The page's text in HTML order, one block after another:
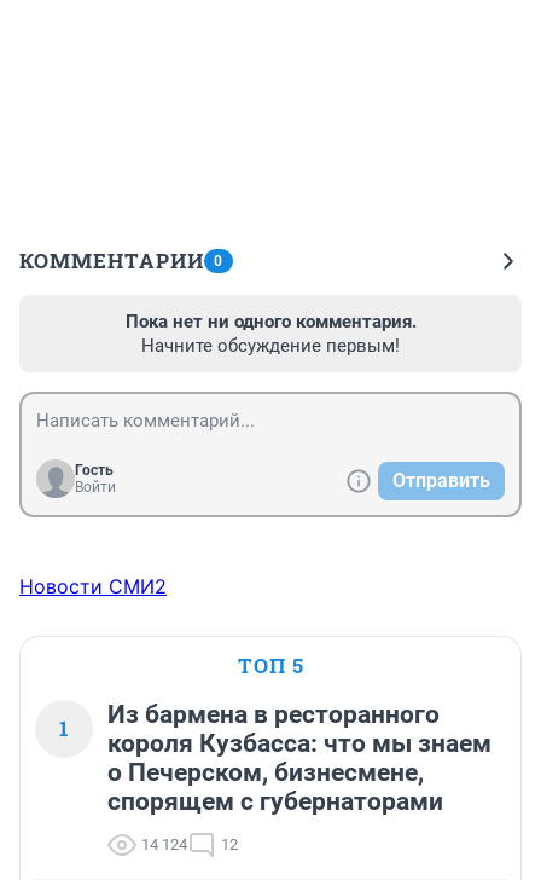
КОММЕНТАРИИ 0
Пока нет ни одного комментария.
Начните обсуждение первым!
Гость
Войти
Отправить
Новости СМИ2
ТОП 5
1
Из бармена в ресторанного
короля Кузбасса: что мы знаем
о Печерском, бизнесмене,
спорящем с губернаторами
14 124 12